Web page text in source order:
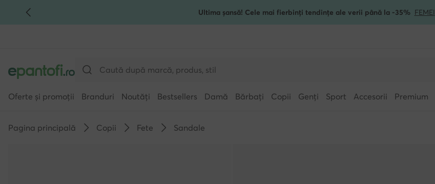
TRECI LA CONȚINUTUL PRINCIPAL Ultima șansă! Cele mai fierbinți tendințe ale verii până la -35% FEMEI
Oferte și promoții Branduri Noutăți Bestsellers Damă Bărbați Copii Genți Sport Accesorii Premium
Pagina principală Copii Fete Sandale